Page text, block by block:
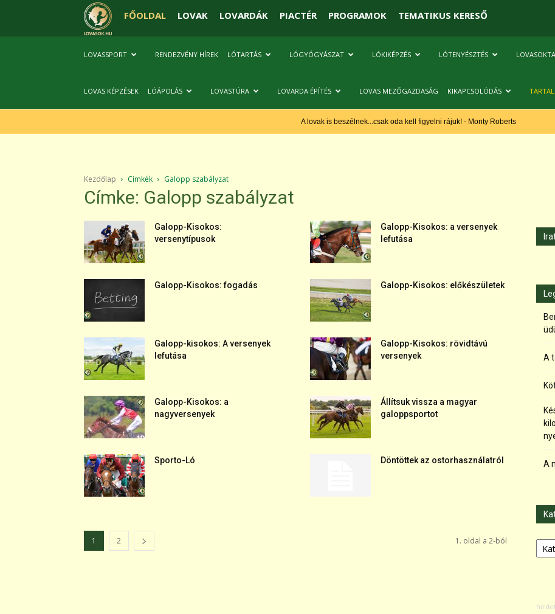
FŐOLDAL LOVAK LOVARDÁK PIACTÉR PROGRAMOK TEMATIKUS KERESŐ
LOVASSPORT RENDEZVÉNY HÍREK LÓTARTÁS LÓGYÓGYÁSZAT LÓKIKÉPZÉS LÓTENYÉSZTÉS
LOVAS KÉPZÉSEK LÓÁPOLÁS LOVASTÚRA LOVARDA ÉPÍTÉS LOVAS MEZŐGAZDASÁG KIKAPCSOLÓDÁS
A lovak is beszélnek...csak oda kell figyelni rájuk! - Monty Roberts
Kezdőlap Címkék Galopp szabályzat
Címke: Galopp szabályzat
Galopp-Kisokos:
versenytípusok
Galopp-Kisokos: a versenyek
lefutása
Galopp-Kisokos: fogadás Galopp-Kisokos: előkészületek
Galopp-kisokos: A versenyek
lefutása
Galopp-Kisokos: rövidtávú
versenyek
Galopp-Kisokos: a
nagyversenyek
Állítsuk vissza a magyar
galoppsportot
Sporto-Ló Döntöttek az ostorhasználatról
1 2 1. oldal a 2-ból
A
A